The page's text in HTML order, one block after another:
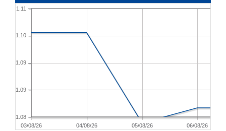
03/08/26 04/08/26 05/08/26 06/08/26
1.08
1.09
1.09
1.10
1.11